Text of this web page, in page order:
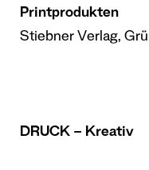
Printprodukten
Stiebner Verlag,
DRUCK – Kreativ